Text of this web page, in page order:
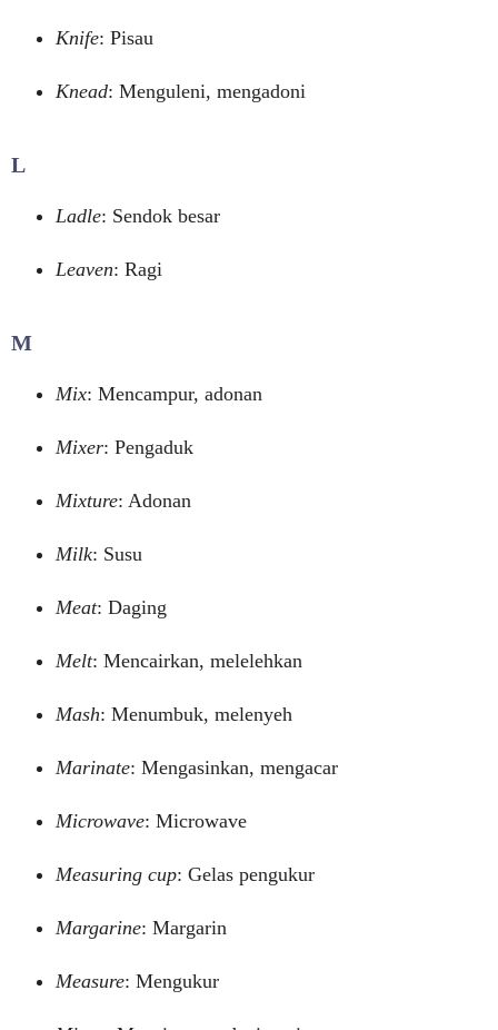
Knife: Pisau
Knead: Menguleni, mengadoni
L
Ladle: Sendok besar
Leaven: Ragi
M
Mix: Mencampur, adonan
Mixer: Pengaduk
Mixture: Adonan
Milk: Susu
Meat: Daging
Melt: Mencairkan, melelehkan
Mash: Menumbuk, melenyeh
Marinate: Mengasinkan, mengacar
Microwave: Microwave
Measuring cup: Gelas pengukur
Margarine: Margarin
Measure: Mengukur